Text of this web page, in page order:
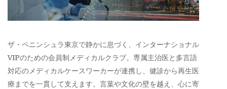
ザ・ペニンシュラ東京で静かに息づく、インターナショナル
VIPのための会員制メディカルクラブ。専属主治医と多言語
対応のメディカルケースワーカーが連携し、健診から再生医
療までを一貫して支えます。言葉や文化の壁を越え、心に寄